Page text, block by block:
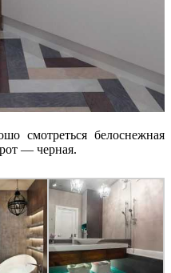
смотреться белоснежная
— черная.